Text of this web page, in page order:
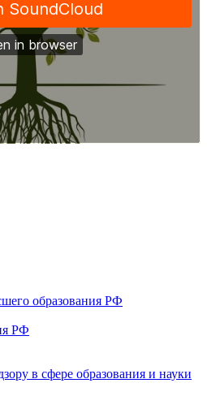
образования РФ
РФ
в сфере образования и науки